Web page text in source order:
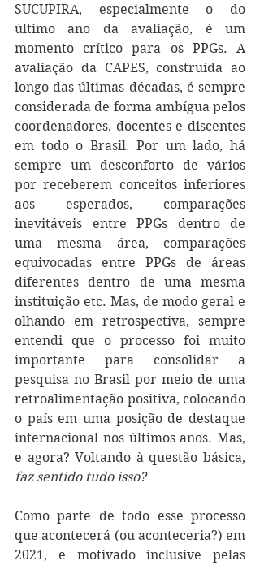
SUCUPIRA, especialmente o do
último ano da avaliação, é um
momento crítico para os PPGs. A
avaliação da CAPES, construída ao
longo das últimas décadas, é sempre
considerada de forma ambígua pelos
coordenadores, docentes e discentes
em todo o Brasil. Por um lado, há
sempre um desconforto de vários
por receberem conceitos inferiores
aos esperados, comparações
inevitáveis entre PPGs dentro de
uma mesma área, comparações
equivocadas entre PPGs de áreas
diferentes dentro de uma mesma
instituição etc. Mas, de modo geral e
olhando em retrospectiva, sempre
entendi que o processo foi muito
importante para consolidar a
pesquisa no Brasil por meio de uma
retroalimentação positiva, colocando
o país em uma posição de destaque
internacional nos últimos anos. Mas,
e agora? Voltando à questão básica,
faz sentido tudo isso?
Como parte de todo esse processo
que acontecerá (ou aconteceria?) em
2021, e motivado inclusive pelas